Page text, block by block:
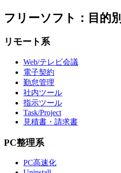
フリーソフト：目的別
リモート系
Web/テレビ会議
電子契約
勤怠管理
社内ツール
指示ツール
Task/Project
見積書・請求書
PC整理系
PC高速化